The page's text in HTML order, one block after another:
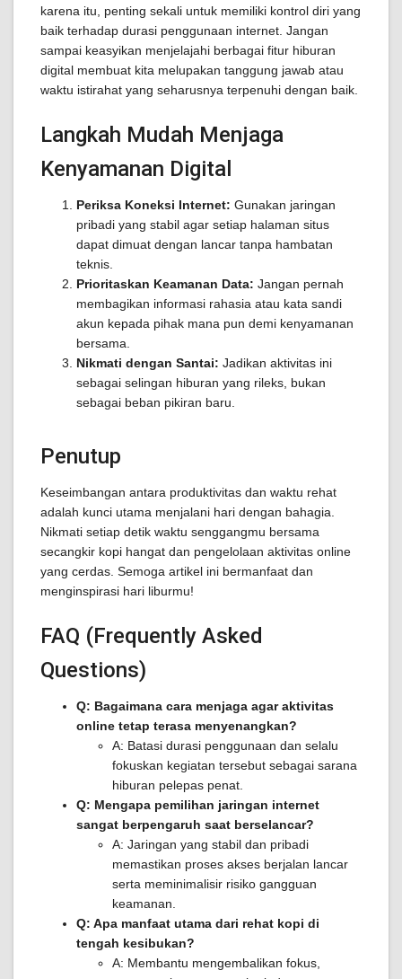
karena itu, penting sekali untuk memiliki kontrol diri yang
baik terhadap durasi penggunaan internet. Jangan
sampai keasyikan menjelajahi berbagai fitur hiburan
digital membuat kita melupakan tanggung jawab atau
waktu istirahat yang seharusnya terpenuhi dengan baik.
Langkah Mudah Menjaga
Kenyamanan Digital
Periksa Koneksi Internet: Gunakan jaringan
pribadi yang stabil agar setiap halaman situs
dapat dimuat dengan lancar tanpa hambatan
teknis.
Prioritaskan Keamanan Data: Jangan pernah
membagikan informasi rahasia atau kata sandi
akun kepada pihak mana pun demi kenyamanan
bersama.
Nikmati dengan Santai: Jadikan aktivitas ini
sebagai selingan hiburan yang rileks, bukan
sebagai beban pikiran baru.
Penutup
Keseimbangan antara produktivitas dan waktu rehat
adalah kunci utama menjalani hari dengan bahagia.
Nikmati setiap detik waktu senggangmu bersama
secangkir kopi hangat dan pengelolaan aktivitas online
yang cerdas. Semoga artikel ini bermanfaat dan
menginspirasi hari liburmu!
FAQ (Frequently Asked
Questions)
Q: Bagaimana cara menjaga agar aktivitas
online tetap terasa menyenangkan?
A: Batasi durasi penggunaan dan selalu
fokuskan kegiatan tersebut sebagai sarana
hiburan pelepas penat.
Q: Mengapa pemilihan jaringan internet
sangat berpengaruh saat berselancar?
A: Jaringan yang stabil dan pribadi
memastikan proses akses berjalan lancar
serta meminimalisir risiko gangguan
keamanan.
Q: Apa manfaat utama dari rehat kopi di
tengah kesibukan?
A: Membantu mengembalikan fokus,